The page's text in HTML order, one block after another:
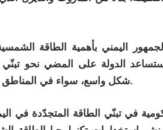
اليمني بأهمية الطاقة
الدولة على المضي نحو تبنّي
شكل واسع، سواء في المناطق الريفية أو الحضرية.
في تبنّي الطاقة المتجدّدة في